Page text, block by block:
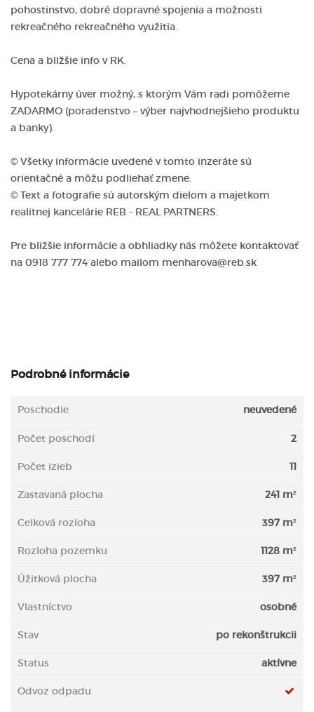
pohostinstvo, dobré dopravné spojenia a možnosti
rekreačného rekreačného využitia.
Cena a bližšie info v RK.
Hypotekárny úver možný, s ktorým Vám radi pomôžeme
ZADARMO (poradenstvo – výber najvhodnejšieho produktu
a banky).
© Všetky informácie uvedené v tomto inzeráte sú
orientačné a môžu podliehať zmene.
© Text a fotografie sú autorským dielom a majetkom
realitnej kancelárie REB - REAL PARTNERS.
Pre bližšie informácie a obhliadky nás môžete kontaktovať
na 0918 777 774 alebo mailom menharova@reb.sk
Podrobné informácie
Poschodie neuvedené
Počet poschodí 2
Počet izieb 11
Zastavaná plocha 241 m²
Celková rozloha 397 m²
Rozloha pozemku 1128 m²
Úžitková plocha 397 m²
Vlastníctvo osobné
Stav po rekonštrukcii
Status aktívne
Odvoz odpadu